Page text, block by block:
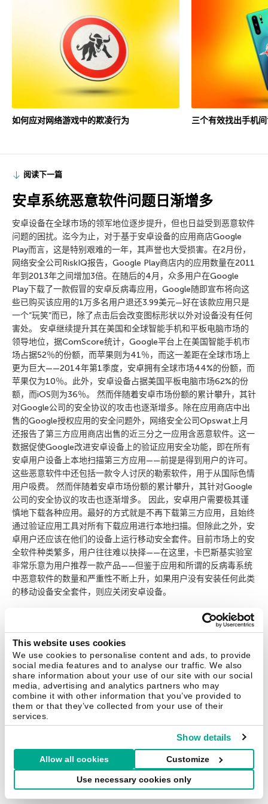
This website uses cookies
We use cookies to personalise content and ads, to provide
social media features and to analyse our traffic. We also
share information about your use of our site with our social
media, advertising and analytics partners who may
combine it with other information that you’ve provided to
them or that they’ve collected from your use of their
services.
Show details
Allow all cookies Customize
Use necessary cookies only
如何应对网络游戏中的欺凌行为 三个有效找出手机
阅读下一篇
安卓系统恶意软件问题日渐增多
安卓设备在全球市场的领军地位逐步提升，但也日益受到恶意软件
问题的困扰。迄今为止，对于基于安卓设备的应用商店Google
Play而言，这是特别艰难的一年，其声誉也大受损害。在2月份，
网络安全公司RiskIQ报告，Google Play商店内的应用数量在2011
年到2013年之间增加3倍。在随后的4月，众多用户在Google
Play下载了一款假冒的安卓反病毒应用，Google随即宣布将向这
些已购买该应用的1万多名用户退还3.99美元—好在该款应用只是
一个”玩笑”而已，除了点击后会改变图标形状以外对设备没有任何
害处。 安卓继续提升其在美国和全球智能手机和平板电脑市场的
领导地位，据ComScore统计，Google平台上在美国智能手机市
场占据52％的份额，而苹果则为41％，而这一差距在全球市场上
更为巨大——2014年第1季度，安卓拥有全球市场44%的份额，而
苹果仅为10％。此外，安卓设备占据美国平板电脑市场62%的份
额，而iOS则为36％。 然而伴随着安卓市场份额的累计攀升，其针
对Google公司的安全协议的攻击也逐渐增多。除在应用商店中出
售的Google授权应用的安全问题外，网络安全公司Opswat上月
还报告了第三方应用商店出售的近三分之一应用含恶意软件。这一
数据促使Google改进安卓设备上的验证应用安全功能，即在所有
安卓用户设备上本地扫描第三方应用——前提是得到用户的许可。
这些恶意软件中还包括一款令人讨厌的勒索软件，用于从国际色情
用户吸费。 然而伴随着安卓市场份额的累计攀升，其针对Google
公司的安全协议的攻击也逐渐增多。 因此，安卓用户需要极其谨
慎地下载各种应用。最好的方式就是不再下载第三方应用，且始终
通过验证应用工具对所有下载应用进行本地扫描。但除此之外，安
卓用户还应该在他们的设备上运行移动安全套件。目前市场上的安
全软件种类繁多，用户往往难以抉择——在这里，卡巴斯基实验室
非常乐意为用户推荐一款产品——但鉴于应用和所谓的反病毒系统
中恶意软件的数量和严重性不断上升，如果用户没有安装任何此类
的移动设备安全套件，则应关闭安卓设备。